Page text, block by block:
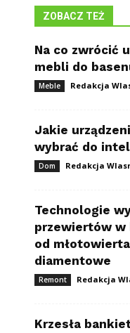
ZOBACZ TEŻ
Na co zwrócić
mebli do
Meble Redakcja
Jakie
wybrać do
Dom Redakcja
Technologie
przewiertów w
od
diamentowe
Remont Redakcja
Krzesła